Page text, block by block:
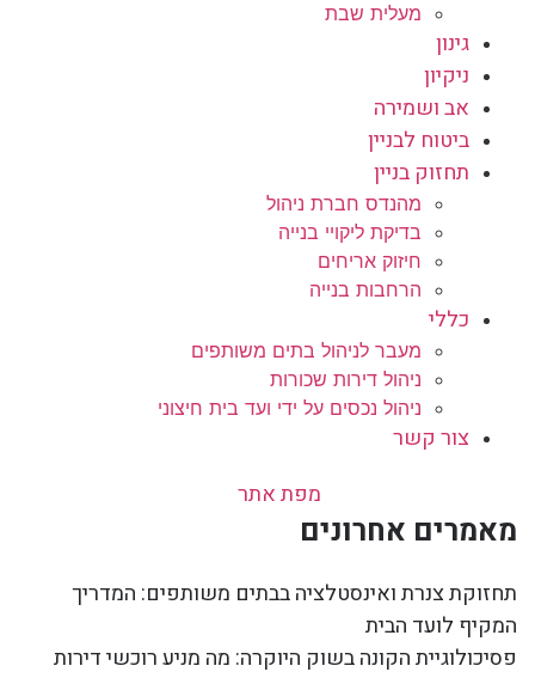
מעלית שבת
גינון
ניקיון
אב ושמירה
ביטוח לבניין
תחזוק בניין
מהנדס חברת ניהול
בדיקת ליקויי בנייה
חיזוק אריחים
הרחבות בנייה
כללי
מעבר לניהול בתים משותפים
ניהול דירות שכורות
ניהול נכסים על ידי ועד בית חיצוני
צור קשר
מפת אתר
מאמרים אחרונים
תחזוקת צנרת ואינסטלציה בבתים משותפים: המדריך
המקיף לועד הבית
פסיכולוגיית הקונה בשוק היוקרה: מה מניע רוכשי דירות